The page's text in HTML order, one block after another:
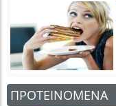
ΠΡΟΤΕΙΝΟΜΕΝΑ